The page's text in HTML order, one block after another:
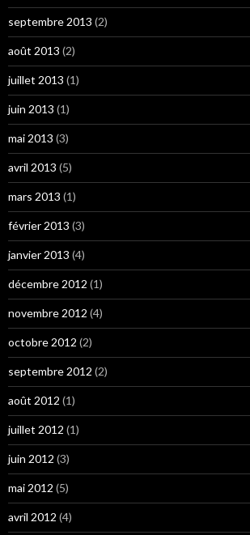
septembre 2013 (2)
août 2013 (2)
juillet 2013 (1)
juin 2013 (1)
mai 2013 (3)
avril 2013 (5)
mars 2013 (1)
février 2013 (3)
janvier 2013 (4)
décembre 2012 (1)
novembre 2012 (4)
octobre 2012 (2)
septembre 2012 (2)
août 2012 (1)
juillet 2012 (1)
juin 2012 (3)
mai 2012 (5)
avril 2012 (4)